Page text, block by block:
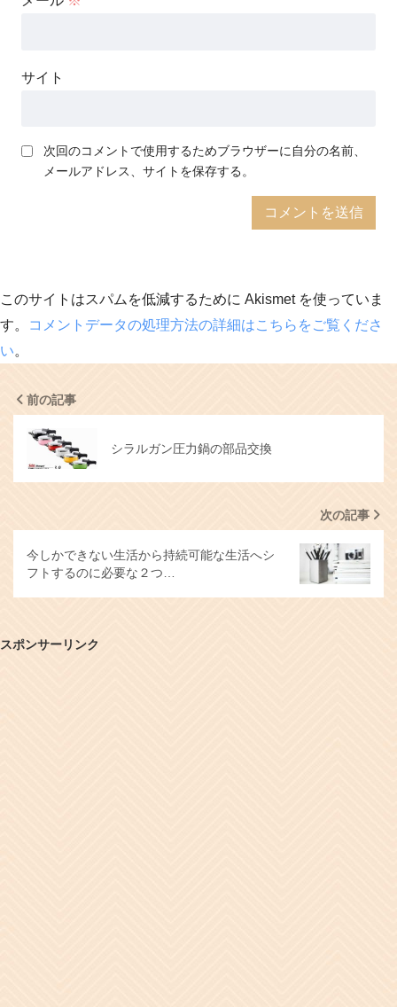
サイト
次回のコメントで使用するためブラウザーに自分の名前、
メールアドレス、サイトを保存する。
このサイトはスパムを低減するために Akismet を使っていま
す。
コメントデータの処理方法の詳細はこちらをご覧くださ
い。
前の記事
シラルガン圧力鍋の部品交換
次の記事
今しかできない生活から持続可能な生活へシ
フトするのに必要な２つ…
スポンサーリンク